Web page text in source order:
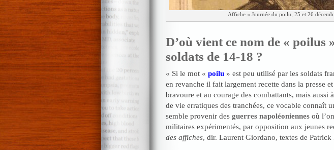
Affiche « Journée du poilu, 25 et 26
D’où vient ce nom de « poilus
soldats de 14-18 ?
« Si le mot « poilu» est peu utilisé par les soldats
en revanche il fait largement recette dans la presse
bravoure et au courage des combattants, mais
de vie erratiques des tranchées, ce vocable connaît
semble provenir des guerres napoléoniennes où
militaires expérimentés, par opposition aux jeunes
des affiches, dir. Laurent Giordano, textes de